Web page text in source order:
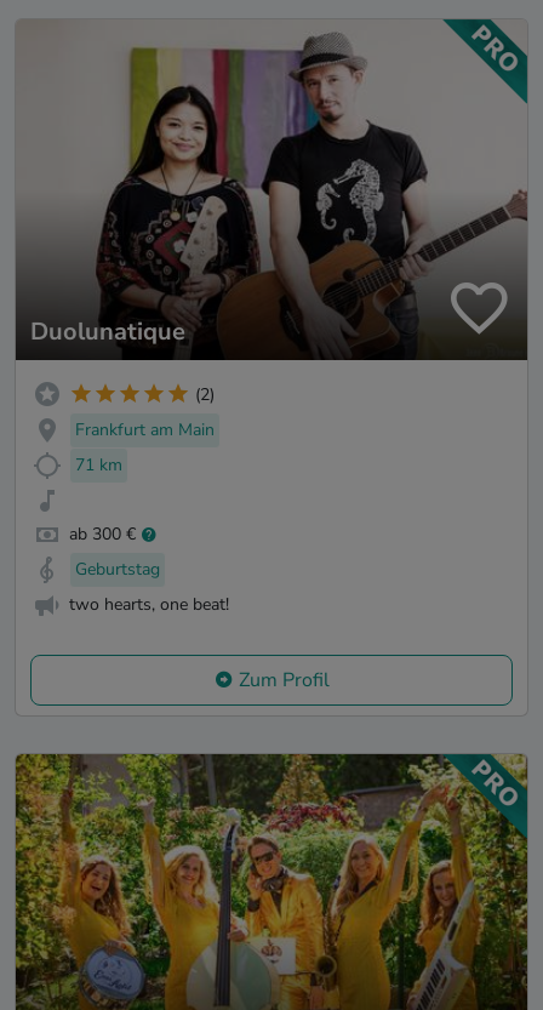
Duolunatique
(2)
Frankfurt am Main
71 km
ab 300 €
Geburtstag
two hearts, one beat!
Zum Profil